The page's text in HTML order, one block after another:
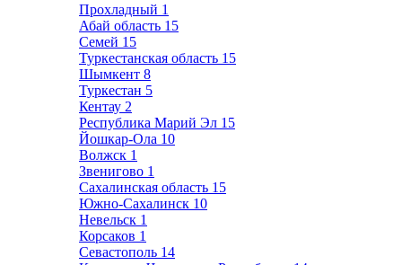
Прохладный 1
Абай область 15
Семей 15
Туркестанская область 15
Шымкент 8
Туркестан 5
Кентау 2
Республика Марий Эл 15
Йошкар-Ола 10
Волжск 1
Звенигово 1
Сахалинская область 15
Южно-Сахалинск 10
Невельск 1
Корсаков 1
Севастополь 14